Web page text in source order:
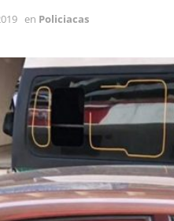
en Policiacas